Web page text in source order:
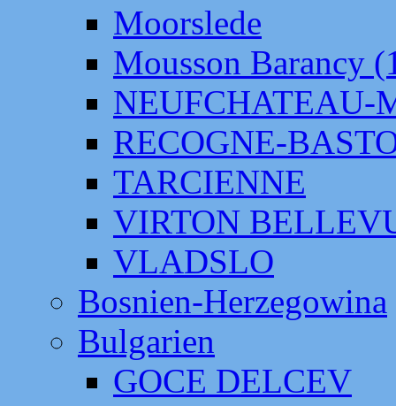
Moorslede
Mousson Barancy
NEUFCHATEAU-
RECOGNE-
TARCIENNE
VIRTON
VLADSLO
Bosnien-Herzegowina
Bulgarien
GOCE DELCEV